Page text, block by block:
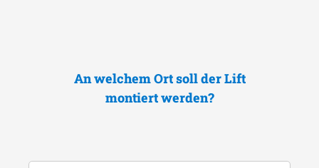
An welchem Ort soll der Lift
montiert werden?